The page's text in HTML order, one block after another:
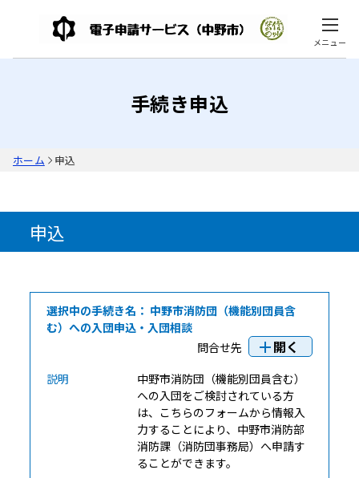
メニュー
手続き申込
ホーム 申込
申込
選択中の手続き名： 中野市消防団（機能別団員含
む）への入団申込・入団相談
問合せ先
開く
説明
中野市消防団（機能別団員含む）
への入団をご検討されている方
は、こちらのフォームから情報入
力することにより、中野市消防部
消防課（消防団事務局）へ申請す
ることができます。